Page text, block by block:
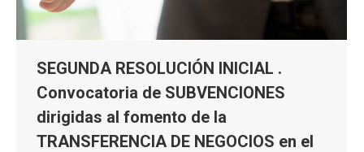
SEGUNDA RESOLUCIÓN INICIAL .
Convocatoria de SUBVENCIONES
dirigidas al fomento de la
TRANSFERENCIA DE NEGOCIOS en el